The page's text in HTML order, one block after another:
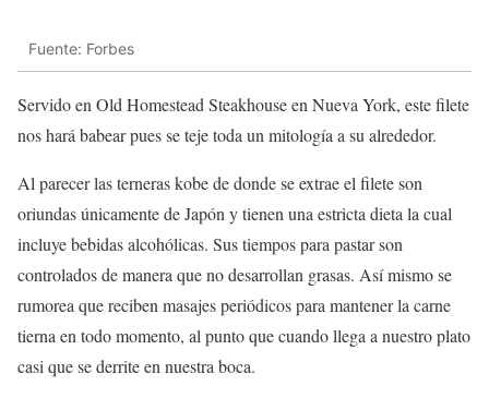
Fuente: Forbes
Servido en Old Homestead Steakhouse en Nueva York, este filete
nos hará babear pues se teje toda un mitología a su alrededor.
Al parecer las terneras kobe de donde se extrae el filete son
oriundas únicamente de Japón y tienen una estricta dieta la cual
incluye bebidas alcohólicas. Sus tiempos para pastar son
controlados de manera que no desarrollan grasas. Así mismo se
rumorea que reciben masajes periódicos para mantener la carne
tierna en todo momento, al punto que cuando llega a nuestro plato
casi que se derrite en nuestra boca.